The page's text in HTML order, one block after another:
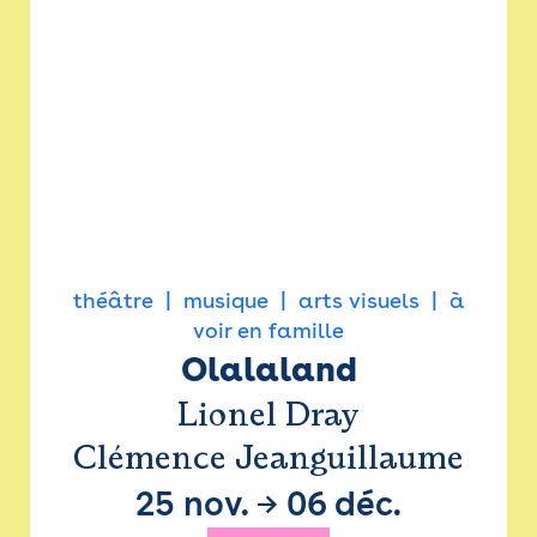
théâtre musique arts visuels
à
voir en famille
Olalaland
Lionel Dray
Clémence Jeanguillaume
25 nov. → 06 déc.